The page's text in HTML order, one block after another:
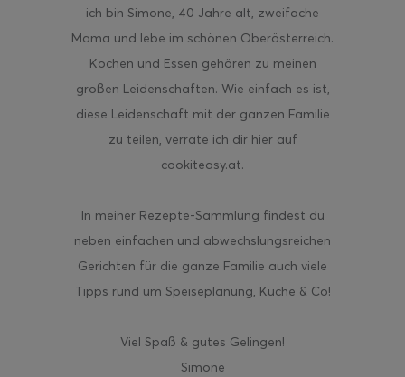
ich bin Simone, 40 Jahre alt, zweifache
Mama und lebe im schönen Oberösterreich.
Kochen und Essen gehören zu meinen
großen Leidenschaften. Wie einfach es ist,
diese Leidenschaft mit der ganzen Familie
zu teilen, verrate ich dir hier auf
cookiteasy.at.
In meiner Rezepte-Sammlung findest du
neben einfachen und abwechslungsreichen
Gerichten für die ganze Familie auch viele
Tipps rund um Speiseplanung, Küche & Co!
Viel Spaß & gutes Gelingen!
Simone